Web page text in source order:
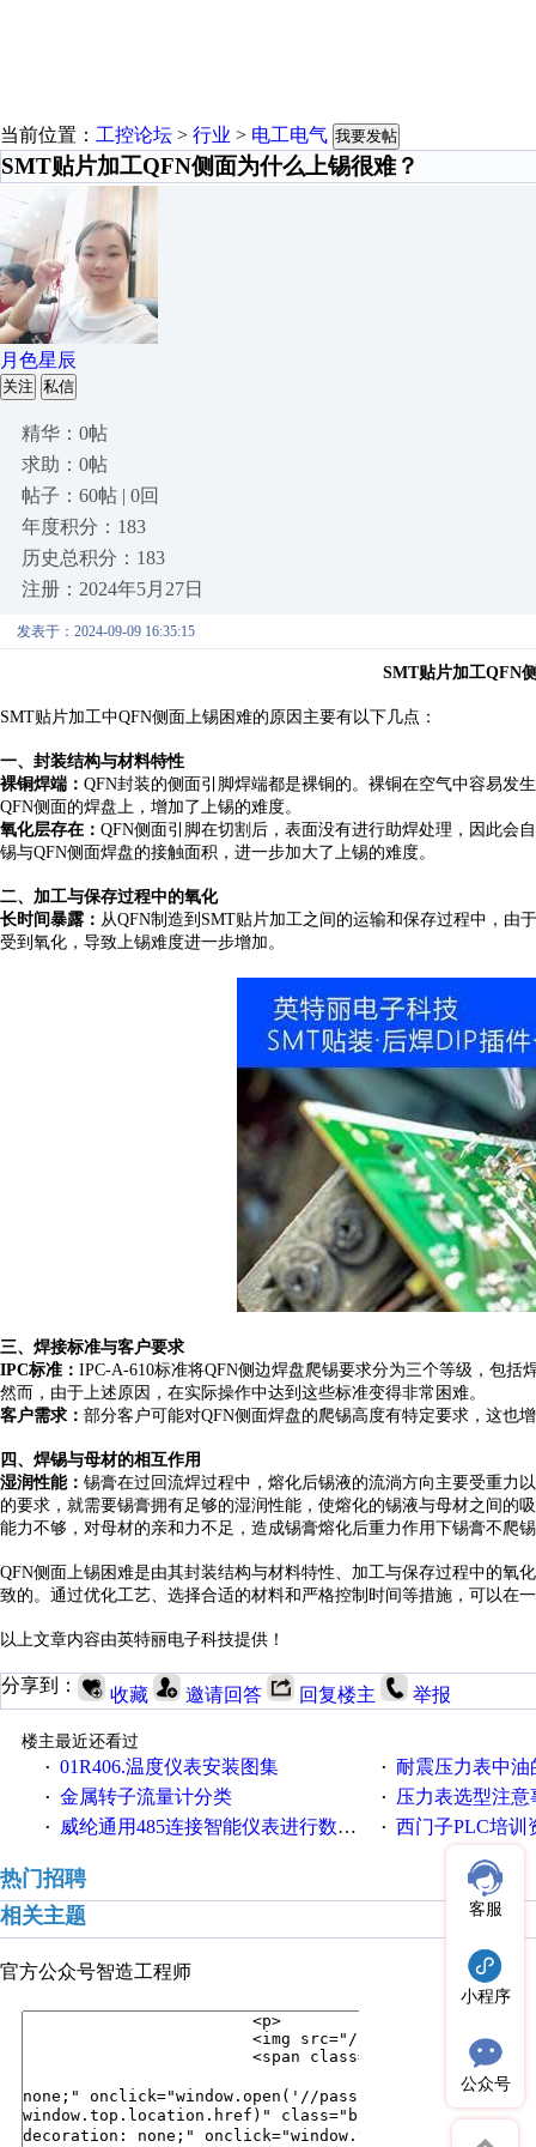
当前位置： 工控论坛 > 行业 > 电工电气 我要发帖
SMT贴片加工QFN侧面为什么上锡很难？
月色星辰
关注 私信
精华：0帖
求助：0帖
帖子：60帖 | 0回
年度积分：183
历史总积分：183
注册：2024年5月27日
发表于：2024-09-09 16:35:15
SMT贴片加工QFN
SMT贴片加工中QFN侧面上锡困难的原因主要有以下几点：
一、 封装结构与材料特性
裸铜焊端： QFN封装的侧面引脚焊端都是裸铜的。裸铜在空气中容易发
QFN侧面的焊盘上，增加了上锡的难度。
氧化层存在： QFN侧面引脚在切割后，表面没有进行助焊处理，因此会
锡与QFN侧面焊盘的接触面积，进一步加大了上锡的难度。
二、 加工与保存过程中的氧化
长时间暴露： 从QFN制造到SMT贴片加工之间的运输和保存过程中，由
受到氧化，导致上锡难度进一步增加。
三、 焊接标准与客户要求
IPC标准： IPC-A-610标准将QFN侧边焊盘爬锡要求分为三个等级，包
然而，由于上述原因，在实际操作中达到这些标准变得非常困难。
客户需求： 部分客户可能对QFN侧面焊盘的爬锡高度有特定要求，这也
四、 焊锡与母材的相互作用
湿润性能： 锡膏在过回流焊过程中，熔化后锡液的流淌方向主要受重力
的要求，就需要锡膏拥有足够的湿润性能，使熔化的锡液与母材之间的
能力不够，对母材的亲和力不足，造成锡膏熔化后重力作用下锡膏不爬
QFN侧面上锡困难是由其封装结构与材料特性、加工与保存过程中的氧
致的。通过优化工艺、选择合适的材料和严格控制时间等措施，可以在
以上文章内容由英特丽电子科技提供！
分享到： 收藏 邀请回答 回复楼主 举报
楼主最近还看过
· 01R406.温度仪表安装图​集 · 耐震压力表中油
· 金属转子流量计分类 · 压力表选型注意
· 威纶通用485连接智能仪表进行数据采集，地址不连续如何进行资料取样？ · 西门子PLC培训
热门招聘
相关主题
官方公众号智造工程师
客服
小程序
公众号